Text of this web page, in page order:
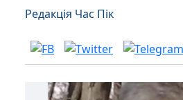
Редакція Час Пік